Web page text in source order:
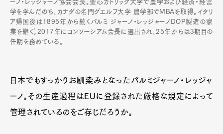
ーノ・レッジャーノ協会会長。聖心カトリック大学で農学および経済・経営
学を学んだのち、カナダの名門グエルフ大学 農学部でMBAを取得。イタリ
ア帰国後は1895年から続くパルミ ジャーノ・レッジャーノDOP製造の家
業を継ぐ。2017年にコンソーシアム会長に選出され、25年からは3期目の
任期を務めている。
日本でもすっかりお馴染みとなったパルミジャーノ・レッジャ
ーノ。その生産過程はEUに登録された厳格な規定によって
管理されているのをご存じだろうか。